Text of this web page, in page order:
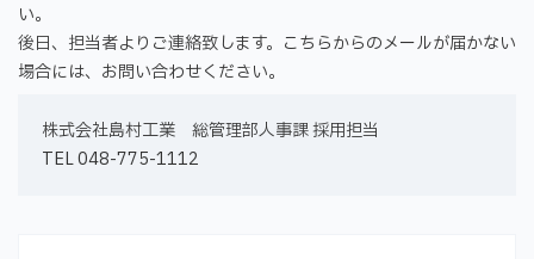
い。
後日、担当者よりご連絡致します。こちらからのメールが届かない
場合には、お問い合わせください。
株式会社島村工業 総管理部人事課 採用担当
TEL 048-775-1112